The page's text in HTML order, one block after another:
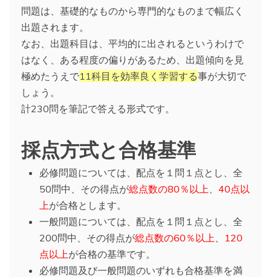
問題は、基礎的なものから専門的なものまで幅広く
出題されます。
なお、出題科目は、平均的に出されるというわけで
はなく、ある程度の偏りがあるため、出題傾向を見
極めたうえで11科目を効率良く学習する事が大切で
しょう。
計230問を筆記で答える形式です。
採点方式と合格基準
必修問題については、配点を１問１点とし、全
50問中、その得点が総点数の80％以上
40点以
上が合格とします。
一般問題については、配点を１問１点とし、全
200問中、その得点が総点数の60％以上
120
点以上が合格の基準です。
必修問題及び一般問題のいずれも合格基準を満